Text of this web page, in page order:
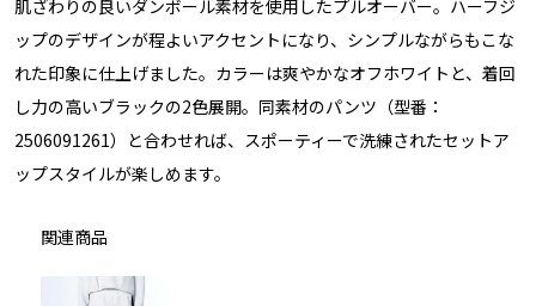
肌ざわりの良いダンボール素材を使用したプルオーバー。ハーフジ
ップのデザインが程よいアクセントになり、シンプルながらもこな
れた印象に仕上げました。カラーは爽やかなオフホワイトと、着回
し力の高いブラックの2色展開。同素材のパンツ（型番：
2506091261）と合わせれば、スポーティーで洗練されたセットア
ップスタイルが楽しめます。
関連商品